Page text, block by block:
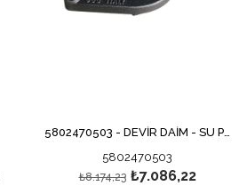
5802470503
₺7.086,22
₺8.174,23